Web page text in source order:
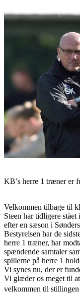
KB’s herre 1 træner er
Velkommen tilbage til
Steen har tidligere
efter en sæson i
Bestyrelsen har de
herre 1 træner, har
spændende samtaler
spillerne på herre 1
Vi synes nu, der er
Vi glæder os meget til
velkommen til